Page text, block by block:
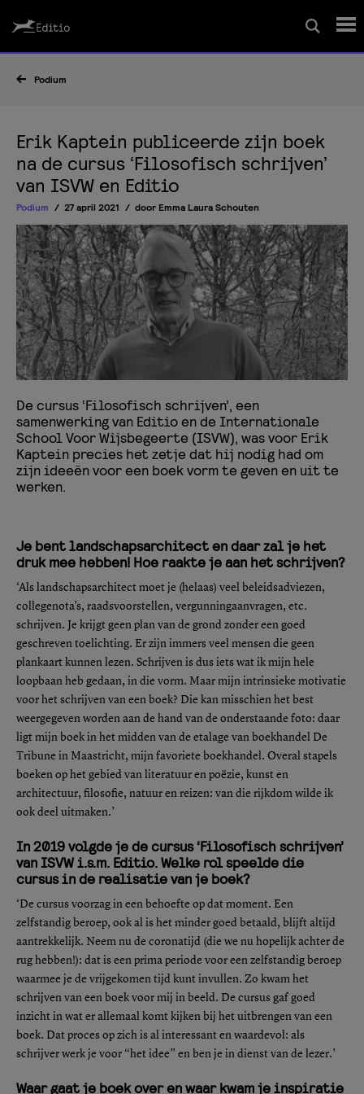
Wedstrijd
Magazine
Editio Producties
Mijn Editio
Podium
Erik Kaptein publiceerde zijn boek
na de cursus ‘Filosofisch schrijven’
van ISVW en Editio
Podium 27 april 2021 door Emma Laura Schouten
De cursus ‘Filosofisch schrijven’, een
samenwerking van Editio en de Internationale
School Voor Wijsbegeerte (ISVW), was voor Erik
Kaptein precies het zetje dat hij nodig had om
zijn ideeën voor een boek vorm te geven en uit te
werken.
Je bent landschapsarchitect en daar zal je het
druk mee hebben! Hoe raakte je aan het schrijven?
‘Als landschapsarchitect moet je (helaas) veel beleidsadviezen,
collegenota’s, raadsvoorstellen, vergunningaanvragen, etc.
schrijven. Je krijgt geen plan van de grond zonder een goed
geschreven toelichting. Er zijn immers veel mensen die geen
plankaart kunnen lezen. Schrijven is dus iets wat ik mijn hele
loopbaan heb gedaan, in die vorm. Maar mijn intrinsieke motivatie
voor het schrijven van een boek? Die kan misschien het best
weergegeven worden aan de hand van de onderstaande foto: daar
ligt mijn boek in het midden van de etalage van boekhandel De
Tribune in Maastricht, mijn favoriete boekhandel. Overal stapels
boeken op het gebied van literatuur en poëzie, kunst en
architectuur, filosofie, natuur en reizen: van die rijkdom wilde ik
ook deel uitmaken.’
In 2019 volgde je de cursus ‘Filosofisch schrijven’
van ISVW i.s.m. Editio. Welke rol speelde die
cursus in de realisatie van je boek?
‘De cursus voorzag in een behoefte op dat moment. Een
zelfstandig beroep, ook al is het minder goed betaald, blijft altijd
aantrekkelijk. Neem nu de coronatijd (die we nu hopelijk achter de
rug hebben!): dat is een prima periode voor een zelfstandig beroep
waarmee je de vrijgekomen tijd kunt invullen. Zo kwam het
schrijven van een boek voor mij in beeld. De cursus gaf goed
inzicht in wat er allemaal komt kijken bij het uitbrengen van een
boek. Dat proces op zich is al interessant en waardevol: als
schrijver werk je voor “het idee” en ben je in dienst van de lezer.’
Waar gaat je boek over en waar kwam je inspiratie